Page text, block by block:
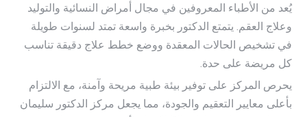
يُعد من الأطباء المعروفين في مجال أمراض النسائية والتوليد
وعلاج العقم. يتمتع الدكتور بخبرة واسعة تمتد لسنوات طويلة
في تشخيص الحالات المعقدة ووضع خطط علاج دقيقة تناسب
كل مريضة على حدة.
يحرص المركز على توفير بيئة طبية مريحة وآمنة، مع الالتزام
بأعلى معايير التعقيم والجودة، مما يجعل مركز الدكتور سليمان